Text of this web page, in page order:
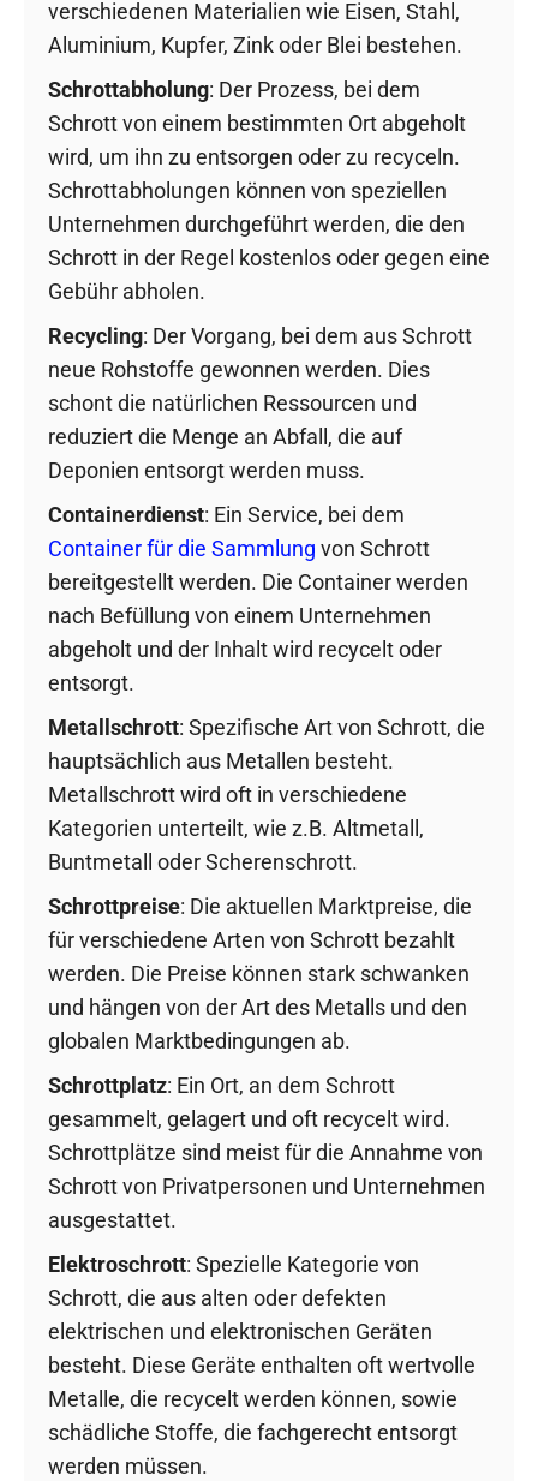
verschiedenen Materialien wie Eisen, Stahl,
Aluminium, Kupfer, Zink oder Blei bestehen.
Schrottabholung: Der Prozess, bei dem
Schrott von einem bestimmten Ort abgeholt
wird, um ihn zu entsorgen oder zu recyceln.
Schrottabholungen können von speziellen
Unternehmen durchgeführt werden, die den
Schrott in der Regel kostenlos oder gegen eine
Gebühr abholen.
Recycling: Der Vorgang, bei dem aus Schrott
neue Rohstoffe gewonnen werden. Dies
schont die natürlichen Ressourcen und
reduziert die Menge an Abfall, die auf
Deponien entsorgt werden muss.
Containerdienst: Ein Service, bei dem
Container für die Sammlung von Schrott
bereitgestellt werden. Die Container werden
nach Befüllung von einem Unternehmen
abgeholt und der Inhalt wird recycelt oder
entsorgt.
Metallschrott: Spezifische Art von Schrott, die
hauptsächlich aus Metallen besteht.
Metallschrott wird oft in verschiedene
Kategorien unterteilt, wie z.B. Altmetall,
Buntmetall oder Scherenschrott.
Schrottpreise: Die aktuellen Marktpreise, die
für verschiedene Arten von Schrott bezahlt
werden. Die Preise können stark schwanken
und hängen von der Art des Metalls und den
globalen Marktbedingungen ab.
Schrottplatz: Ein Ort, an dem Schrott
gesammelt, gelagert und oft recycelt wird.
Schrottplätze sind meist für die Annahme von
Schrott von Privatpersonen und Unternehmen
ausgestattet.
Elektroschrott: Spezielle Kategorie von
Schrott, die aus alten oder defekten
elektrischen und elektronischen Geräten
besteht. Diese Geräte enthalten oft wertvolle
Metalle, die recycelt werden können, sowie
schädliche Stoffe, die fachgerecht entsorgt
werden müssen.